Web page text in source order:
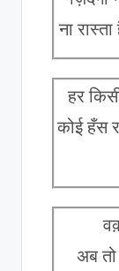
ना
हर
कोई हँस
अब